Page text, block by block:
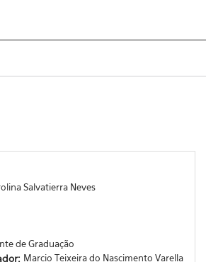
Salvatierra Neves
de Graduação
Marcio Teixeira do Nascimento Varella